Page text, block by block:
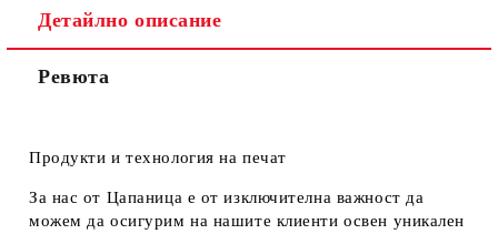
Детайлно описание
Ревюта
Продукти и технология на печат
За нас от Цапаница е от изключителна важност да
можем да осигурим на нашите клиенти освен уникален